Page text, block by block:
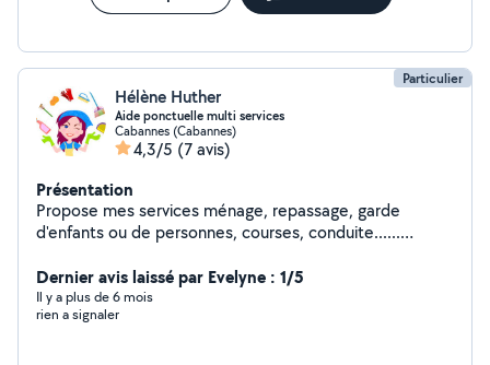
Particulier
Hélène Huther
Aide ponctuelle multi services
Cabannes (Cabannes)
4,3/5 (7 avis)
Présentation
Propose mes services ménage, repassage, garde
d'enfants ou de personnes, courses, conduite......
aide médico psychologique, je peux vous offrir une aide
ponctuelle
Dernier avis laissé par Evelyne : 1/5
Il y a plus de 6 mois
rien a signaler